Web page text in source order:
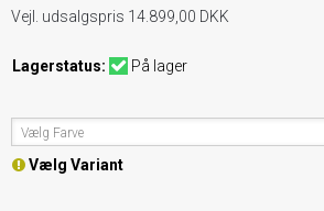
Vejl. udsalgspris 14.899,00 DKK
Lagerstatus: På lager
Vælg Farve
Vælg Variant